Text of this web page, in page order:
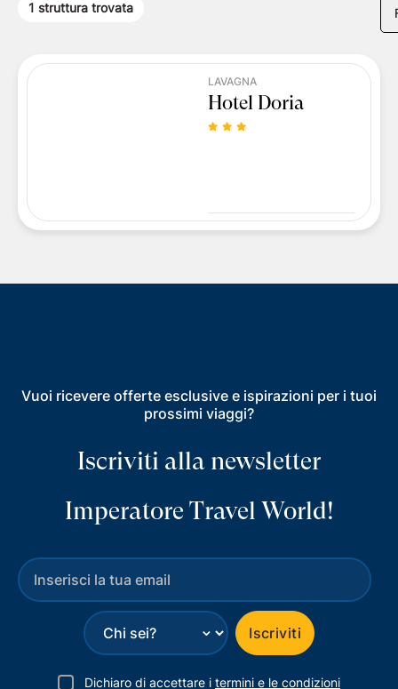
1 struttura trovata
LAVAGNA
Hotel Doria
Vuoi ricevere offerte esclusive e ispirazioni per i tuoi
prossimi viaggi?
Iscriviti alla newsletter
Imperatore Travel World!
⌄ Iscriviti
Dichiaro di accettare i termini e le condizioni